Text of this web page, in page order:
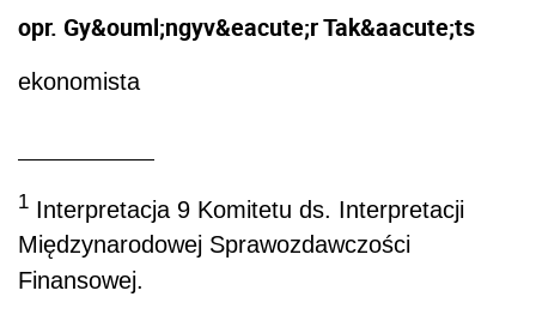
opr. Gy&ouml;ngyv&eacute;r Tak&aacute;ts
ekonomista
1 Interpretacja 9 Komitetu ds. Interpretacji
Międzynarodowej Sprawozdawczości
Finansowej.